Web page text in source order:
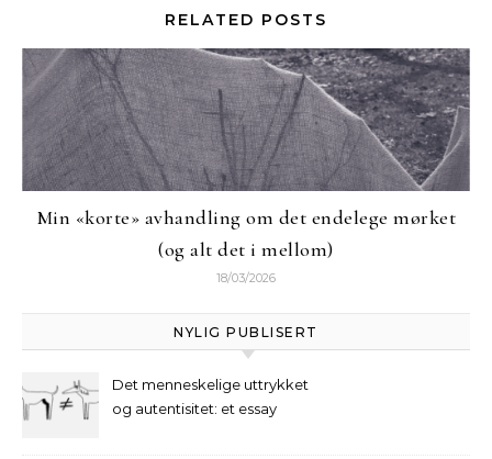
RELATED POSTS
Min «korte» avhandling om det endelege mørket
(og alt det i mellom)
18/03/2026
NYLIG PUBLISERT
Det menneskelige uttrykket
og autentisitet: et essay